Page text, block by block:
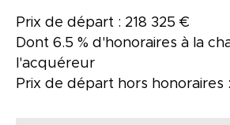
Prix de départ : 218 325 €
Dont 6.5 % d'honoraires à la
l'acquéreur
Prix de départ hors honoraires